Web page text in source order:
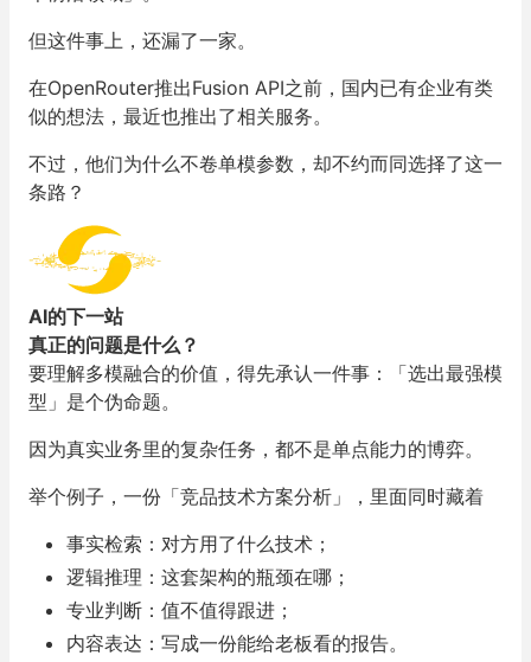
但这件事上，还漏了一家。
在OpenRouter推出Fusion API之前，国内已有企业有类
似的想法，最近也推出了相关服务。
不过，他们为什么不卷单模参数，却不约而同选择了这一
条路？
AI的下一站
真正的问题是什么？
要理解多模融合的价值，得先承认一件事：「选出最强模
型」是个伪命题。
因为真实业务里的复杂任务，都不是单点能力的博弈。
举个例子，一份「竞品技术方案分析」，里面同时藏着
事实检索：对方用了什么技术；
逻辑推理：这套架构的瓶颈在哪；
专业判断：值不值得跟进；
内容表达：写成一份能给老板看的报告。